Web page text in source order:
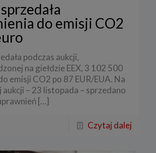
do emisji CO2
podczas aukcji,
na giełdzie EEX, 3 102 500
emisji CO2 po 87 EUR/EUA. Na
– 23 listopada – sprzedano
[…]
Czytaj dalej